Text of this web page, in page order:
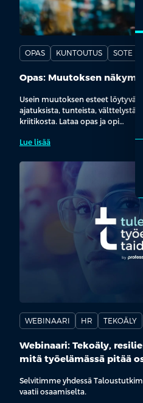
OPAS KUNTOUTUS SOTE
Opas: Muutoksen
Usein muutoksen esteet löytyvät
ajatuksista, tunteista, välttelystä,
kriitikosta. Lataa opas ja opi…
Lue lisää
WEBINAARI HR TEKOÄLY
Webinaari: Tekoäly,
mitä työelämässä pitää
Selvitimme yhdessä
vaatii osaamiselta.